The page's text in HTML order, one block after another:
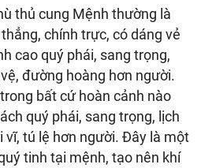
thủ cung Mệnh thường là
chính trực, có dáng vẻ
cao quý phái, sang trọng,
đường hoàng hơn người.
bất cứ hoàn cảnh nào
quý phái, sang trọng, lịch
vĩ, tú lệ hơn người. Đây là một
tinh tại mệnh, tạo nên khí